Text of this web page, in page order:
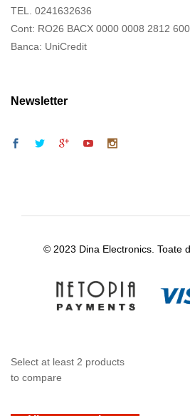
TEL. 0241632636
Cont: RO26 BACX 0000 0008 2812
Banca: UniCredit
Newsletter
© 2023 Dina Electronics. Toate
Select at least 2 products
to compare